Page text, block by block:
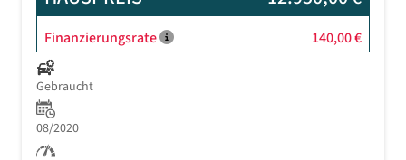
Finanzierungsrate 140,00 €
Gebraucht
08/2020